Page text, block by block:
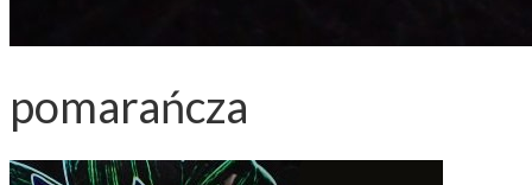
pomarańcza